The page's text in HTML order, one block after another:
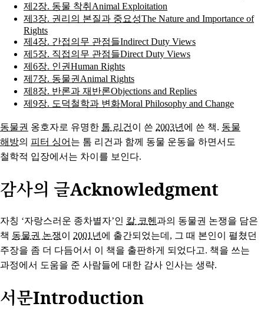
제2장. 동물 착취Animal Exploitation
제3장. 권리의 본질과 중요성The Nature and Importance of
Rights
제4장. 간접의무 관점들Indirect Duty Views
제5장. 직접의무 관점들Direct Duty Views
제6장. 인권Human Rights
제7장. 동물권Animal Rights
제8장. 반론과 재반론Objections and Replies
제9장. 도덕철학과 변화Moral Philosophy and Change
동물권 옹호자로 유명한 톰 리건 이 쓴 2003년 에 쓴 책. 동물
해방의 피터 싱어 는 톰 리건과 함께 동물 운동을 하면서도
철학적 입장에서는 차이를 보인다.
감사의 글Acknowledgment
자칭 ‘자랑스러운 종차별자’인 칼 코헨과의 동물권 논쟁을 담은
책 동물권 논쟁이 2001년에 출간되었는데, 그 때 본인이 펼쳤던
주장을 좀 더 다듬어서 이 책을 출판하게 되었다고. 책을 쓰는
과정에서 도움을 준 사람들에 대한 감사 인사는 생략.
서문Introduction